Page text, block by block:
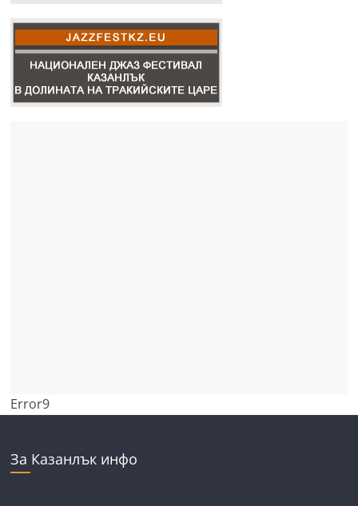
Error9
За Казанлък инфо